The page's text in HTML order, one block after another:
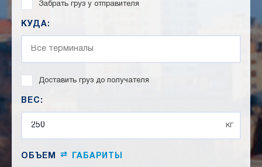
Забрать груз у отправителя
КУДА:
Доставить груз до получателя
ВЕС:
кг
ОБЪЕМ ⇄ ГАБАРИТЫ